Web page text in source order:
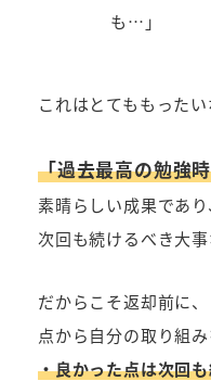
も…」
これはとてももったい
「過去最高の勉強
素晴らしい成果であり
次回も続けるべき大事
だからこそ返却前に
点から自分の取り組み
・良かった点は次回